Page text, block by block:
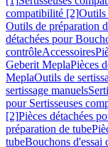
compatibilité [2]Outils
Outils de préparation
détachées pour
contrôleAccessoires
Geberit MeplaPièces
MeplaOutils de
sertissage manuels
pour Sertisseuses
[2]Pièces détachées
préparation de tube
tubeBouchons d'essai